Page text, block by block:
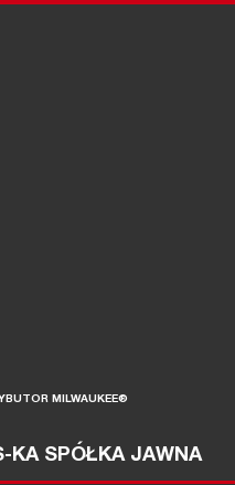
MILWAUKEE®
KA SPÓŁKA JAWNA